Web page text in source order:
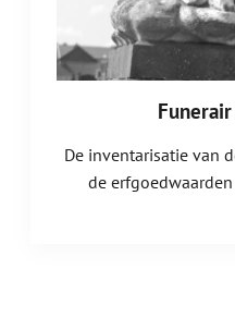
De inventarisatie van
de